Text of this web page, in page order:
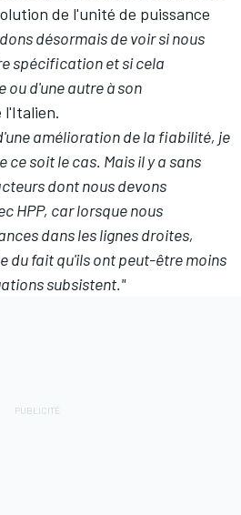
de l'unité de puissance
désormais de voir si nous
spécification et si cela
ou d'une autre à son
l'Italien.
amélioration de la fiabilité, je
ce soit le cas. Mais il y a sans
dont nous devons
HPP, car lorsque nous
dans les lignes droites,
du fait qu'ils ont peut-être moins
subsistent."